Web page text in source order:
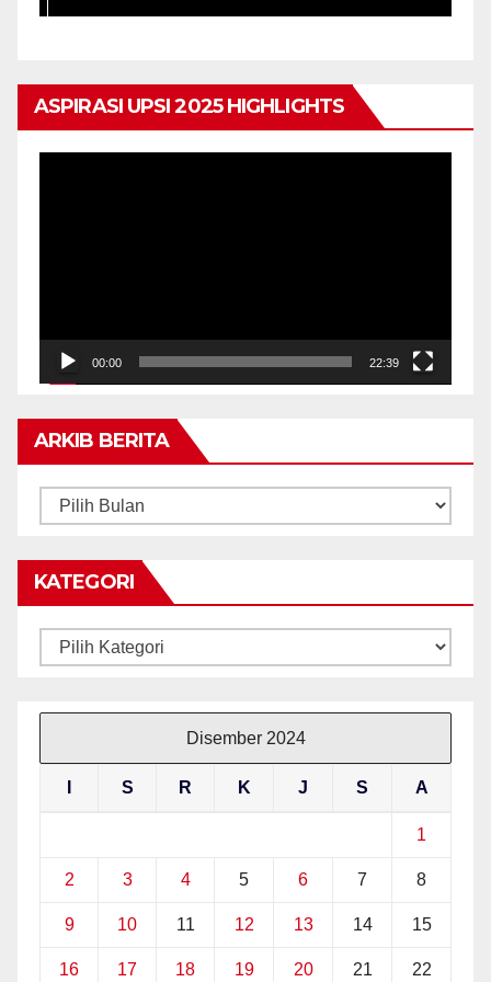
ASPIRASI UPSI 2025 HIGHLIGHTS
00:00 22:39
ARKIB BERITA
ARKIB
KATEGORI
Kategori
Disember 2024
S R K J S A
1
2 3 4 5 6 7 8
9 10 11 12 13 14 15
16 17 18 19 20 21 22